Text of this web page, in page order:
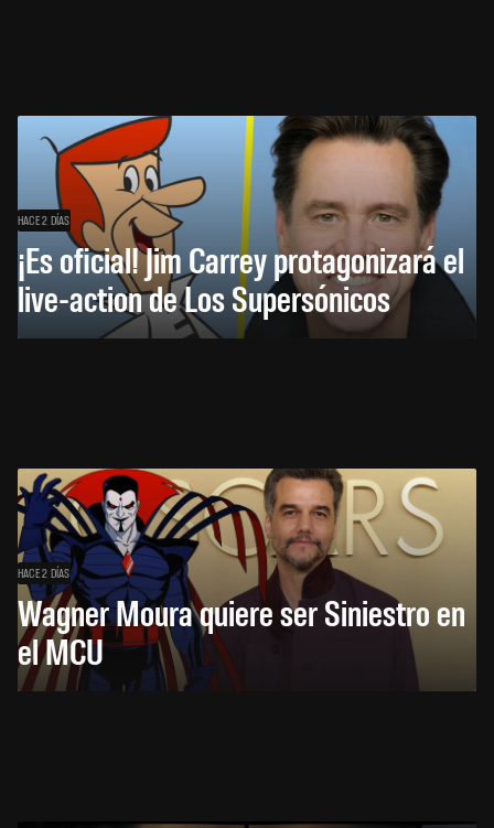
HACE 2 DÍAS
¡Es oficial! Jim Carrey protagonizará el
live-action de Los Supersónicos
HACE 2 DÍAS
Wagner Moura quiere ser Siniestro en
el MCU